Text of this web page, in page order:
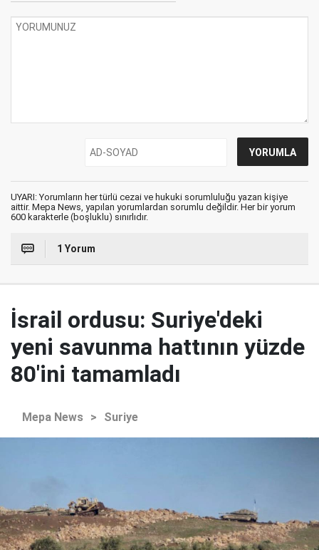
UYARI: Yorumların her türlü cezai ve hukuki sorumluluğu yazan kişiye
aittir. Mepa News, yapılan yorumlardan sorumlu değildir. Her bir yorum
600 karakterle (boşluklu) sınırlıdır.
1 Yorum
İsrail ordusu: Suriye'deki
yeni savunma hattının yüzde
80'ini tamamladı
Mepa News > Suriye